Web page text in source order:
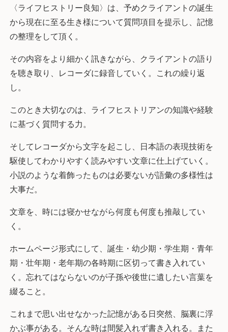
〈ライフヒストリー良知〉は、予めクライアントの誕生
から現在に至る生き様について質問項目を提示し、記憶
の整理をして頂く。
その内容をより細かく訊きながら、クライアントの語り
を聴き取り、レコーダに録音していく。これの繰り返
し。
このとき大切なのは、ライフヒストリアンの知識や経験
に基づく質問する力。
そしてレコーダから文字を起こし、日本語の表現技術を
駆使してわかりやすく読みやすい文章に仕上げていく。
小説のような着飾ったものは必要ないが語彙の多様性は
大事だ。
文章を、時には寝かせながら何度も何度も推敲してい
く。
ホームページ形式にして、誕生・幼少期・学生期・青年
期・壮年期・老年期の各時期に区切って書き入れてい
く。忘れてはならないのが子孫や後世に遺したい言葉を
綴ること。
これまで思い出せなかった記憶がある日突然、脳裏に浮
かぶ事がある。そんな時は間髪入れず書き入れる。また